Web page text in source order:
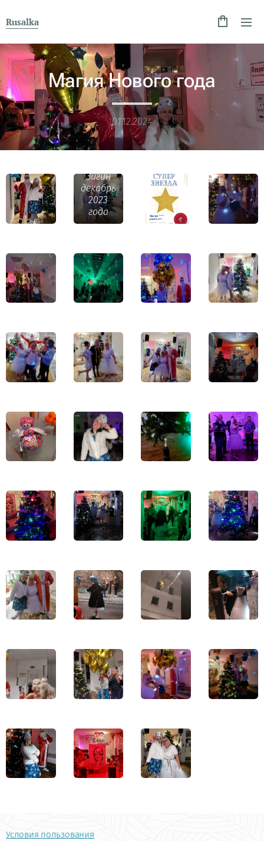
Rusalka
Магия Нового года
01.12.2024
Зигин
декабрь
2023
года
Условия пользования